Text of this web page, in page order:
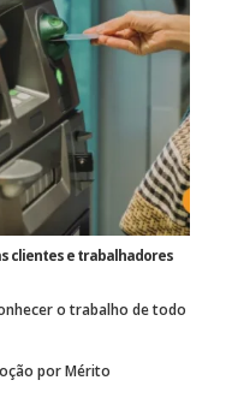
clientes e trabalhadores
o trabalho de todo
por Mérito